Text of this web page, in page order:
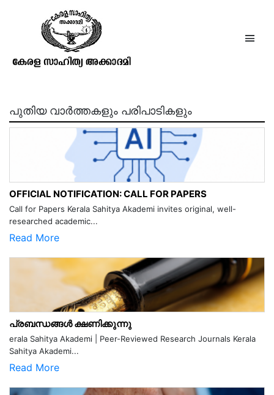
പരമപുരുഷാര്‍ത്ഥം പുഷ്പം2 ദളം7
പുതിയ വാർത്തകളും പരിപാടികളും
OFFICIAL NOTIFICATION: CALL FOR PAPERS
Call for Papers Kerala Sahitya Akademi invites original, well-
researched academic...
Read More
പ്രബന്ധങ്ങൾ ക്ഷണിക്കുന്നു
erala Sahitya Akademi | Peer-Reviewed Research Journals Kerala
Sahitya Akademi...
Read More